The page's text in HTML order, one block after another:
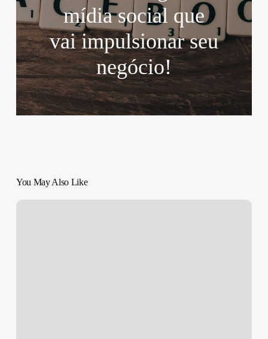
mídia social que
vai impulsionar seu
negócio!
You May Also Like